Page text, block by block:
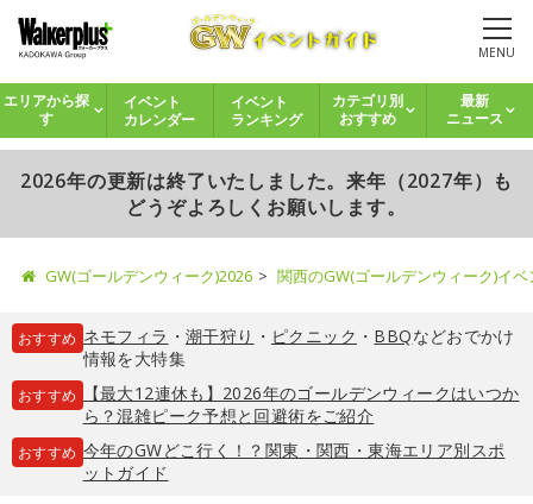
MENU
エリアから探
す
イベント
カレンダー
イベント
ランキング
カテゴリ別
おすすめ
最新
ニュース
2026年の更新は終了いたしました。来年（2027年）も
どうぞよろしくお願いします。
GW(ゴールデンウィーク)2026 関西のGW(ゴールデンウィーク)イ
おすすめ ネモフィラ ・ 潮干狩り ・ ピクニック ・ BBQなどおでかけ
情報を大特集
おすすめ
【最大12連休も】2026年のゴールデンウィークはいつか
ら？混雑ピーク予想と回避術をご紹介
おすすめ 今年のGWどこ行く！？関東・関西・東海エリア別スポ
ットガイド